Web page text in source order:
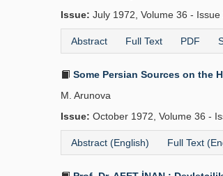
Issue: July 1972, Volume 36 - Issue
Abstract Full Text PDF
Some Persian Sources on the
M. Arunova
Issue: October 1972, Volume 36 -
Abstract (English) Full Text